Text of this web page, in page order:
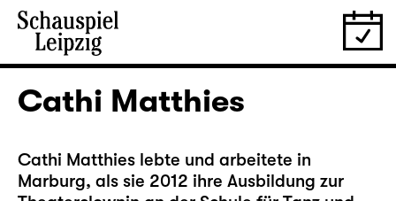
Cathi Matthies
Cathi Matthies lebte und arbeitete in
Marburg, als sie 2012 ihre Ausbildung zur